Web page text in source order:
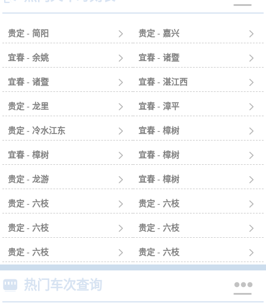
贵定 - 简阳  贵定 - 嘉兴 
宜春 - 余姚  宜春 - 诸暨 
宜春 - 诸暨  宜春 - 湛江西 
贵定 - 龙里  宜春 - 漳平 
贵定 - 冷水江东  宜春 - 樟树 
宜春 - 樟树  宜春 - 樟树 
贵定 - 龙游  宜春 - 樟树 
贵定 - 六枝  贵定 - 六枝 
贵定 - 六枝  贵定 - 六枝 
贵定 - 六枝  贵定 - 六枝 
 热门车次查询 